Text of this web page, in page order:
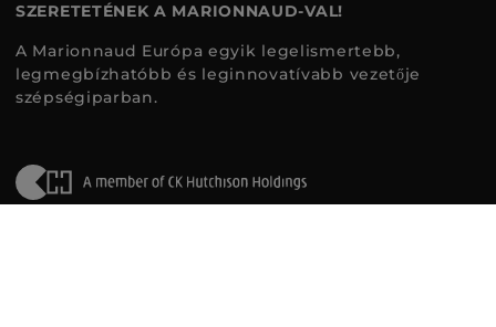
SZERETETÉNEK A MARIONNAUD-VAL!
A Marionnaud Európa egyik legelismertebb,
legmegbízhatóbb és leginnovatívabb vezetője
szépségiparban.